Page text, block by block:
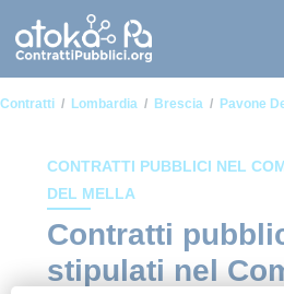
Contratti Lombardia Brescia Pavone
CONTRATTI PUBBLICI NEL
DEL MELLA
Contratti
stipulati nel